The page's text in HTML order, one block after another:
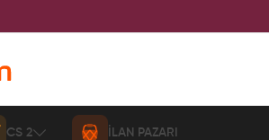
CS 2 İLAN PAZARI